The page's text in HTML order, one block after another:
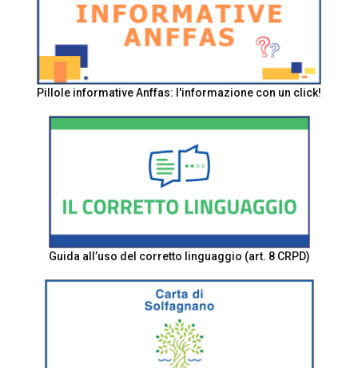
Pillole informative Anffas: l'informazione con un click!
Guida all’uso del corretto linguaggio (art. 8 CRPD)